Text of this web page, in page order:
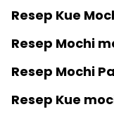
Resep Kue
Resep Mochi
Resep Mochi
Resep Kue